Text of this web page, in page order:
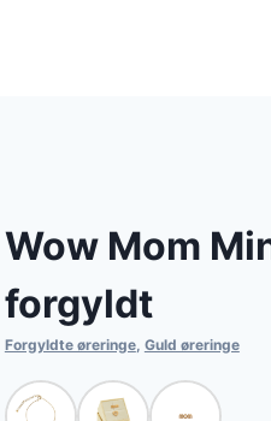
Wow Mom
forgyldt
Forgyldte øreringe, Guld øreringe